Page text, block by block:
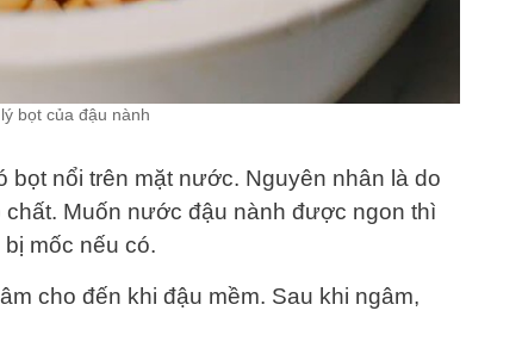
bọt của đậu nành
bọt nổi trên mặt nước. Nguyên nhân là do
Muốn nước đậu nành được ngon thì
mốc nếu có.
cho đến khi đậu mềm. Sau khi ngâm,